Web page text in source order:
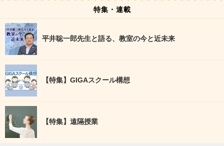
特集・連載
平井聡一郎先生と語る、教室の今と近未来
【特集】GIGAスクール構想
【特集】遠隔授業